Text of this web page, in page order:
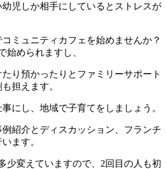
児しか相手にしているとストレスが
ミュニティカフェを始めませんか？
始められますし、
り預かったりとファミリーサポート
担えます。
にし、地域で子育てをしましょう。
紹介とディスカッション、フランチ
ます。
少変えていますので、2回目の人も初